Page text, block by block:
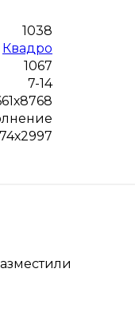
1038
Квадро
1067
7-14